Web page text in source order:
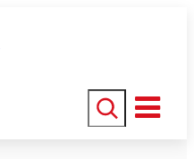
Buscar